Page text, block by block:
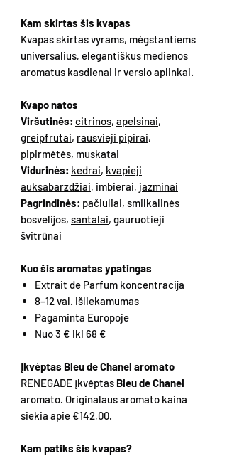
Kam skirtas šis kvapas
Kvapas skirtas vyrams, mėgstantiems
universalius, elegantiškus medienos
aromatus kasdienai ir verslo aplinkai.
Kvapo natos
Viršutinės: citrinos, apelsinai,
greipfrutai, rausvieji pipirai,
pipirmėtės, muskatai
Vidurinės: kedrai, kvapieji
auksabarzdžiai, imbierai, jazminai
Pagrindinės: pačiuliai, smilkalinės
bosvelijos, santalai, gauruotieji
švitrūnai
Kuo šis aromatas ypatingas
Extrait de Parfum koncentracija
8–12 val. išliekamumas
Pagaminta Europoje
Nuo 3 € iki 68 €
Įkvėptas Bleu de Chanel aromato
RENEGADE įkvėptas Bleu de Chanel
aromato. Originalaus aromato kaina
siekia apie €142,00.
Kam patiks šis kvapas?